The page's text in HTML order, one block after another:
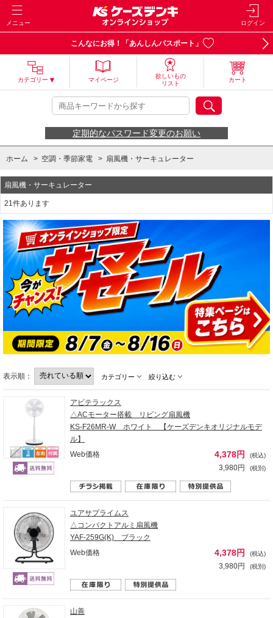
メニュー ログイン
こんなにお得！「あんしんパスポート」
カテゴリー マイページ
欲しいもの
リスト
カート
定期的なパスワード変更のお願い
ホーム > 空調・季節家電 > 扇風機・サーキュレーター
扇風機・サーキュレーター
21件あります
表示順： カテゴリー 絞り込む
アビテラックス
△ACモーター搭載 リビング扇風機
KS-F26MR-W ホワイト 【ケーズデンキオリジナルモデ
ル】
Web価格
4,378円 (税込)
3,980円 (税別)
ユアサプライムス
△コンパクトアルミ扇風機
YAF-259G(K) ブラック
Web価格
4,378円 (税込)
3,980円 (税別)
山善